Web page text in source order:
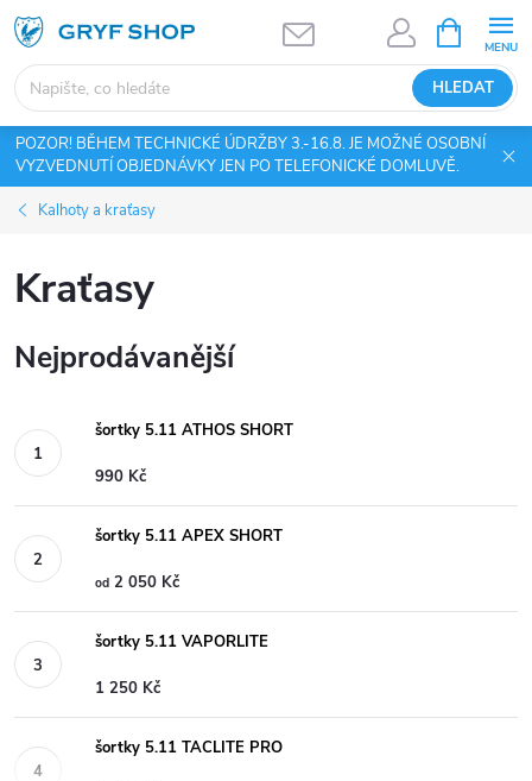
Přejít
na
obsah
HLEDAT
NÁKUPNÍ
KOŠÍK
POZOR! BĚHEM TECHNICKÉ ÚDRŽBY 3.-16.8. JE MOŽNÉ OSOBNÍ
VYZVEDNUTÍ OBJEDNÁVKY JEN PO TELEFONICKÉ DOMLUVĚ.
Kalhoty a kraťasy
Kraťasy
Nejprodávanější
šortky 5.11 ATHOS SHORT
990 Kč
šortky 5.11 APEX SHORT
od 2 050 Kč
šortky 5.11 VAPORLITE
1 250 Kč
šortky 5.11 TACLITE PRO